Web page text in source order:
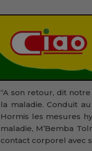
‘‘A son retour, dit
la maladie. Conduit
Hormis les mesures
maladie, M’Bemba
contact corporel avec